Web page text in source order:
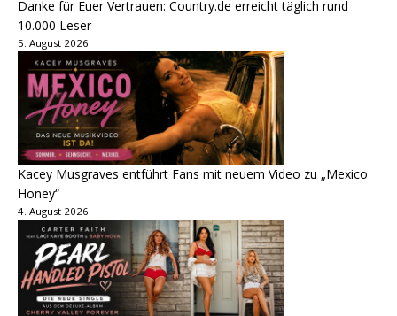
Danke für Euer Vertrauen: Country.de erreicht täglich rund
10.000 Leser
5. August 2026
Kacey Musgraves entführt Fans mit neuem Video zu „Mexico
Honey“
4. August 2026